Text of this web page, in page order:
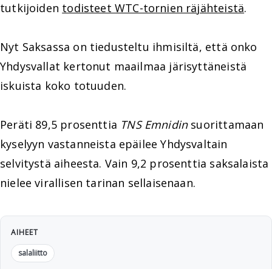
tutkijoiden todisteet WTC-tornien räjähteistä.
Nyt Saksassa on tiedusteltu ihmisiltä, että onko
Yhdysvallat kertonut maailmaa järisyttäneistä
iskuista koko totuuden.
Peräti 89,5 prosenttia TNS Emnidinsuorittamaan
kyselyyn vastanneista epäilee Yhdysvaltain
selvitystä aiheesta. Vain 9,2 prosenttia saksalaista
nielee virallisen tarinan sellaisenaan.
AIHEET
salaliitto